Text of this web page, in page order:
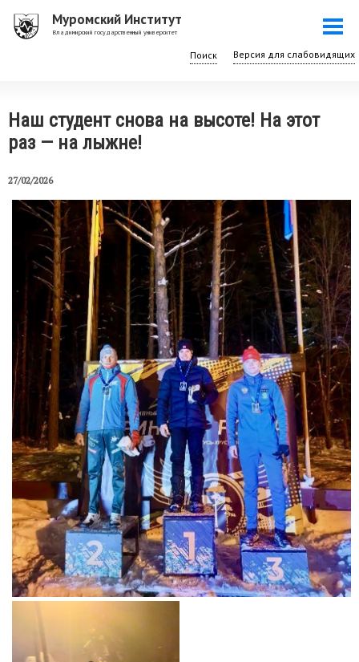
Перейти
Муромский Институт
Владимирский государственный университет
Поиск
Наш студент снова на высоте! На этот
раз — на лыжне!
27/02/2026